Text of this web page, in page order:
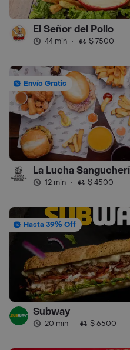
El Señor del Pollo
44 min · $ 7500
Envío Gratis
La Lucha
12 min · $ 4500
Hasta 39% Off
Subway
20 min · $ 6500